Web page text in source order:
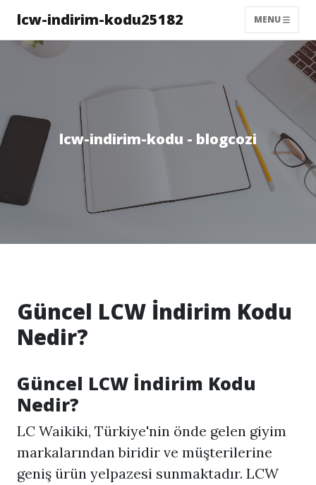
lcw-indirim-kodu25182 MENU
lcw-indirim-kodu - blogcozi
Güncel LCW İndirim Kodu
Nedir?
Güncel LCW İndirim Kodu
Nedir?
LC Waikiki, Türkiye'nin önde gelen giyim
markalarından biridir ve müşterilerine
geniş ürün yelpazesi sunmaktadır. LCW